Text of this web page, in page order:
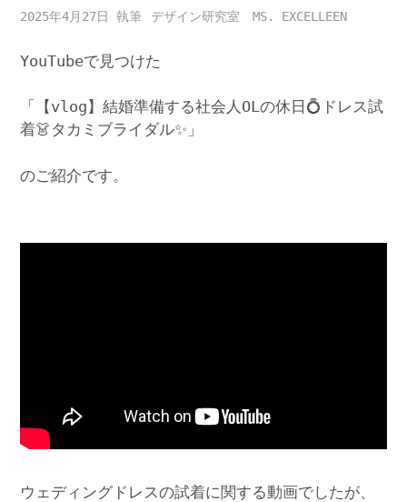
2025年4月27日 デザイン研究室 MS. EXCELLEEN
YouTubeで見つけた
「【vlog】結婚準備する社会人OLの休日💍ドレス試
着👗タカミブライダル✨」
のご紹介です。
ウェディングドレスの試着に関する動画でしたが、